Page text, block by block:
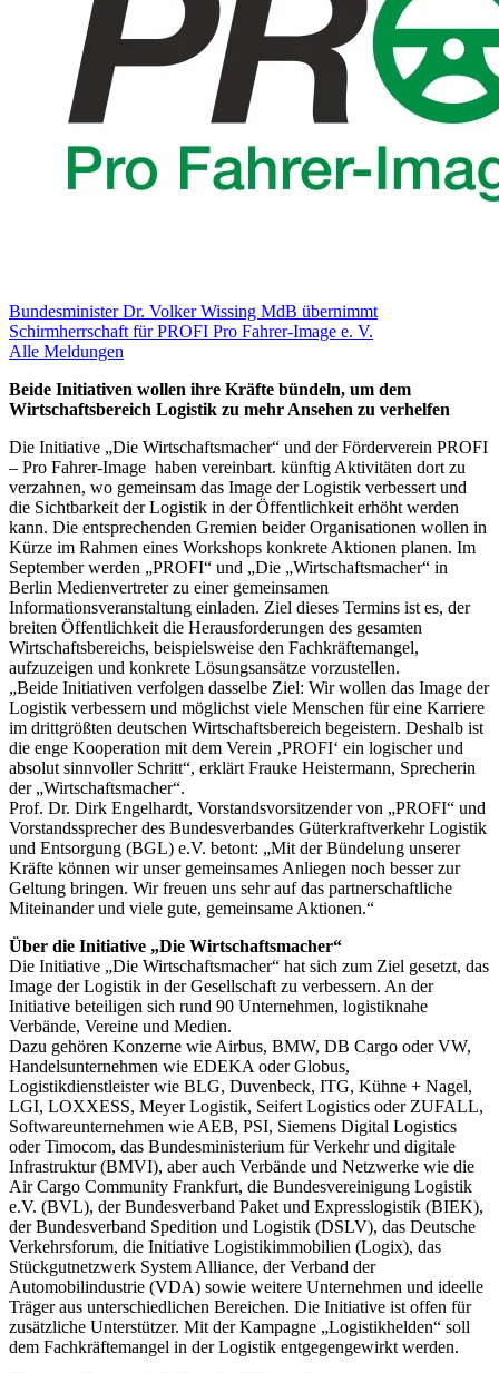
Bundesminister Dr. Volker Wissing MdB übernimmt
Schirmherrschaft für PROFI Pro Fahrer-Image e. V.
Alle Meldungen
Beide Initiativen wollen ihre Kräfte bündeln, um dem
Wirtschaftsbereich Logistik zu mehr Ansehen zu verhelfen
Die Initiative „Die Wirtschaftsmacher“ und der Förderverein PROFI
– Pro Fahrer-Image haben vereinbart. künftig Aktivitäten dort zu
verzahnen, wo gemeinsam das Image der Logistik verbessert und
die Sichtbarkeit der Logistik in der Öffentlichkeit erhöht werden
kann. Die entsprechenden Gremien beider Organisationen wollen in
Kürze im Rahmen eines Workshops konkrete Aktionen planen. Im
September werden „PROFI“ und „Die „Wirtschaftsmacher“ in
Berlin Medienvertreter zu einer gemeinsamen
Informationsveranstaltung einladen. Ziel dieses Termins ist es, der
breiten Öffentlichkeit die Herausforderungen des gesamten
Wirtschaftsbereichs, beispielsweise den Fachkräftemangel,
aufzuzeigen und konkrete Lösungsansätze vorzustellen.
„Beide Initiativen verfolgen dasselbe Ziel: Wir wollen das Image der
Logistik verbessern und möglichst viele Menschen für eine Karriere
im drittgrößten deutschen Wirtschaftsbereich begeistern. Deshalb ist
die enge Kooperation mit dem Verein ‚PROFI‘ ein logischer und
absolut sinnvoller Schritt“, erklärt Frauke Heistermann, Sprecherin
der „Wirtschaftsmacher“.
Prof. Dr. Dirk Engelhardt, Vorstandsvorsitzender von „PROFI“ und
Vorstandssprecher des Bundesverbandes Güterkraftverkehr Logistik
und Entsorgung (BGL) e.V. betont: „Mit der Bündelung unserer
Kräfte können wir unser gemeinsames Anliegen noch besser zur
Geltung bringen. Wir freuen uns sehr auf das partnerschaftliche
Miteinander und viele gute, gemeinsame Aktionen.“
Über die Initiative „Die Wirtschaftsmacher“
Die Initiative „Die Wirtschaftsmacher“ hat sich zum Ziel gesetzt, das
Image der Logistik in der Gesellschaft zu verbessern. An der
Initiative beteiligen sich rund 90 Unternehmen, logistiknahe
Verbände, Vereine und Medien.
Dazu gehören Konzerne wie Airbus, BMW, DB Cargo oder VW,
Handelsunternehmen wie EDEKA oder Globus,
Logistikdienstleister wie BLG, Duvenbeck, ITG, Kühne + Nagel,
LGI, LOXXESS, Meyer Logistik, Seifert Logistics oder ZUFALL,
Softwareunternehmen wie AEB, PSI, Siemens Digital Logistics
oder Timocom, das Bundesministerium für Verkehr und digitale
Infrastruktur (BMVI), aber auch Verbände und Netzwerke wie die
Air Cargo Community Frankfurt, die Bundesvereinigung Logistik
e.V. (BVL), der Bundesverband Paket und Expresslogistik (BIEK),
der Bundesverband Spedition und Logistik (DSLV), das Deutsche
Verkehrsforum, die Initiative Logistikimmobilien (Logix), das
Stückgutnetzwerk System Alliance, der Verband der
Automobilindustrie (VDA) sowie weitere Unternehmen und ideelle
Träger aus unterschiedlichen Bereichen. Die Initiative ist offen für
zusätzliche Unterstützer. Mit der Kampagne „Logistikhelden“ soll
dem Fachkräftemangel in der Logistik entgegengewirkt werden.